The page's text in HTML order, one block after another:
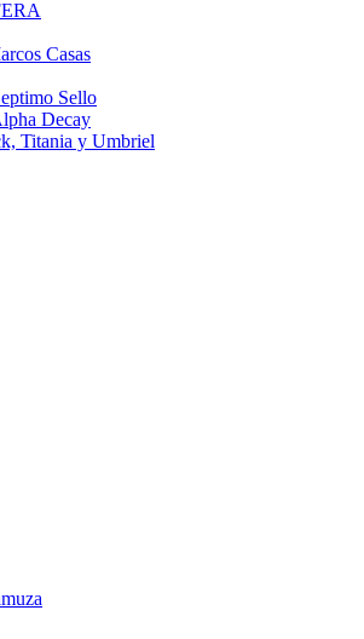
Casas
Sello
Decay
Titania y Umbriel